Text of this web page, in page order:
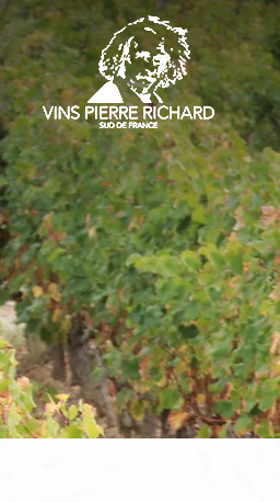
Panneau de gestion des cookies